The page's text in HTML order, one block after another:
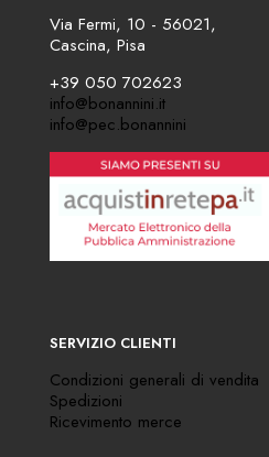
Via Fermi, 10 - 56021,
Cascina, Pisa
+39 050 702623
info@bonannini.it
info@pec.bonannini
SERVIZIO CLIENTI
Condizioni generali di vendita
Spedizioni
Ricevimento merce